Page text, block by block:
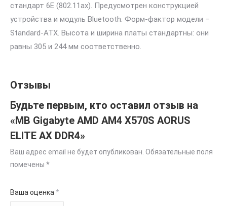
стандарт 6E (802.11ax). Предусмотрен конструкцией
устройства и модуль Bluetooth. Форм-фактор модели –
Standard-ATX. Высота и ширина платы стандартны: они
равны 305 и 244 мм соответственно.
Отзывы
Будьте первым, кто оставил отзыв на
«MB Gigabyte AMD AM4 X570S AORUS
ELITE AX DDR4»
Ваш адрес email не будет опубликован. Обязательные поля
помечены *
Ваша оценка *